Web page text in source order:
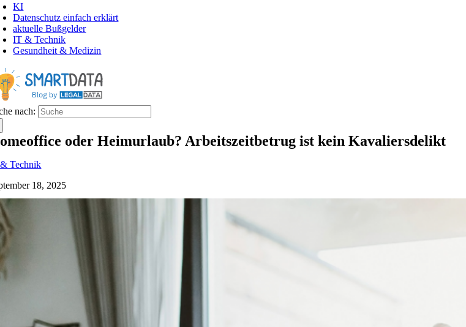
KI
Datenschutz einfach erklärt
aktuelle Bußgelder
IT & Technik
Gesundheit & Medizin
nach:
oder Heimurlaub? Arbeitszeitbetrug ist kein Kavaliersdelikt
Technik
18, 2025